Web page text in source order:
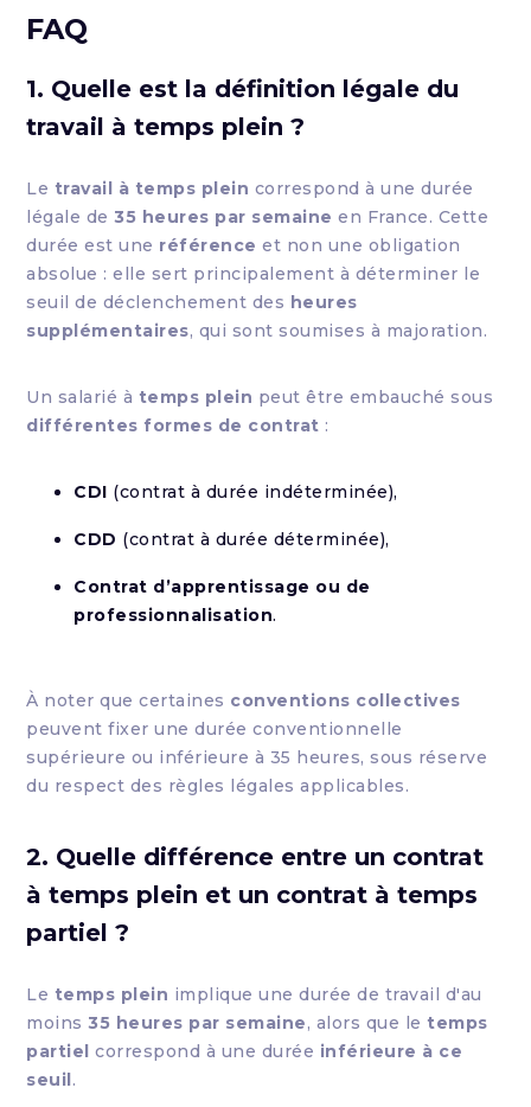
FAQ
1. Quelle est la définition légale du
travail à temps plein ?
Le travail à temps plein correspond à une durée
légale de35 heures par semaine en France. Cette
durée est une référence et non une obligation
absolue : elle sert principalement à déterminer le
seuil de déclenchement des heures
supplémentaires, qui sont soumises à majoration.
Un salarié à temps plein peut être embauché sous
différentes formes de contrat :
CDI (contrat à durée indéterminée),
CDD (contrat à durée déterminée),
Contrat d’apprentissage ou de
professionnalisation.
À noter que certaines conventions collectives
peuvent fixer une durée conventionnelle
supérieure ou inférieure à 35 heures, sous réserve
du respect des règles légales applicables.
2. Quelle différence entre un contrat
à temps plein et un contrat à temps
partiel ?
Le temps plein implique une durée de travail d'au
moins35 heures par semaine, alors que le temps
partiel correspond à une durée inférieure à ce
seuil.